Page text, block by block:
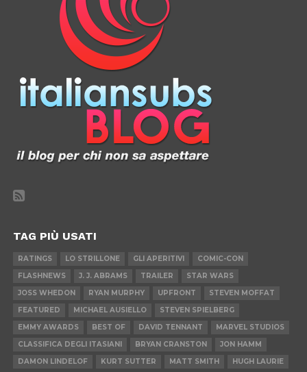
TAG PIÙ USATI
RATINGS LO STRILLONE GLI APERITIVI
COMIC-CON
FLASHNEWS
J. J. ABRAMS TRAILER
STAR WARS
JOSS WHEDON
RYAN MURPHY UPFRONT
STEVEN MOFFAT
FEATURED
MICHAEL AUSIELLO
STEVEN SPIELBERG
EMMY AWARDS
BEST OF DAVID TENNANT
MARVEL STUDIOS
CLASSIFICA DEGLI ITASIANI
BRYAN CRANSTON
JON HAMM
DAMON LINDELOF
KURT SUTTER MATT SMITH HUGH LAURIE